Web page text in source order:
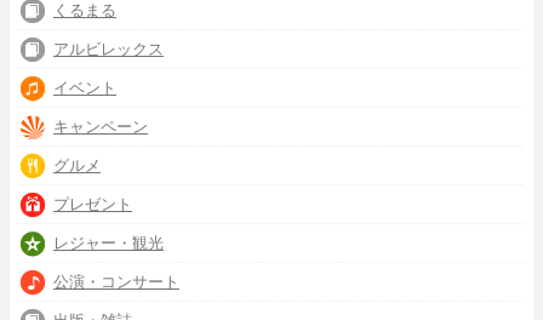
くるまる
アルビレックス
イベント
キャンペーン
グルメ
プレゼント
レジャー・観光
公演・コンサート